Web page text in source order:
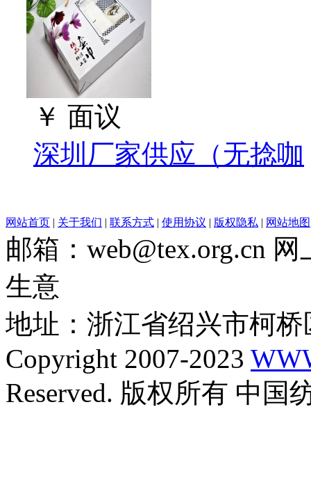
￥ 面议
深圳厂家供应（无捻咖
网站首页 | 关于我们 | 联系方式 | 使用协议 | 版权隐私 | 网站地图
邮箱：web@tex.org.cn
生意
地址：浙江省绍兴市柯
Copyright 2007-2023
Reserved. 版权所有 中国